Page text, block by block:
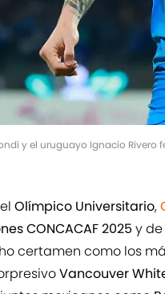
y el uruguayo Ignacio Rivero
Olímpico Universitario,
CONCACAF 2025 y
certamen como los
Vancouver